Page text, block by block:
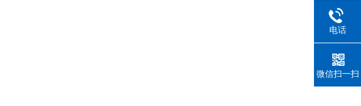
电话
微信扫一扫